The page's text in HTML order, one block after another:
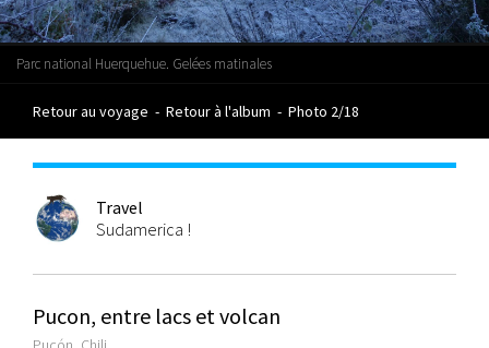
Parc national Huerquehue. Gelées matinales
Retour au voyage - Retour à l'album - Photo 2/18
Travel
Sudamerica !
Pucon, entre lacs et volcan